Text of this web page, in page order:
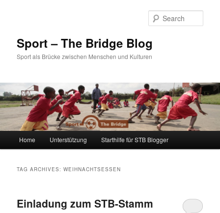
Sport – The Bridge Blog
Sport als Brücke zwischen Menschen und Kulturen
Skip to primary content
Skip to secondary content
Home Unterstützung Starthilfe für STB Blogger
TAG ARCHIVES:WEIHNACHTSESSEN
Einladung zum STB-Stamm